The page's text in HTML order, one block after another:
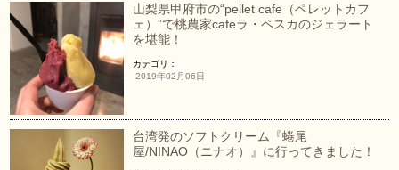
山梨県甲府市の“pellet cafe（ペレットカフ
ェ）”で桃農家cafeラ・ペスカのジェラート
を堪能！
カテゴリ：
2019年02月06日
台湾発のソフトクリーム『蜷尾
屋/NINAO（ニナオ）』に行ってきました！